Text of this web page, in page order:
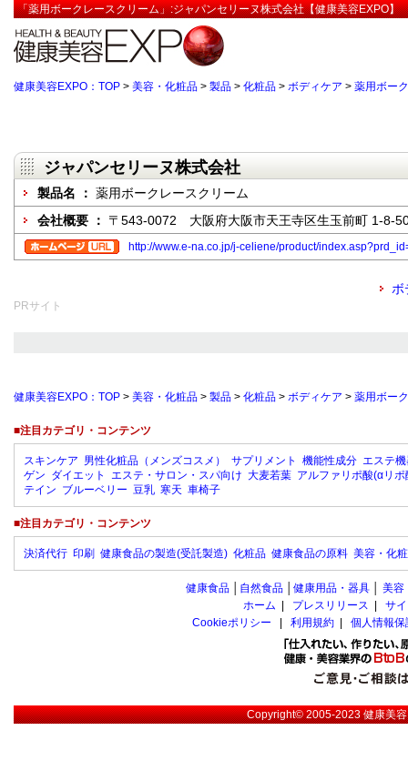
「薬用ボークレースクリーム」:ジャパンセリーヌ株式会社【健康美容EXPO】
健康美容EXPO：TOP > 美容・化粧品 > 製品 > 化粧品 > ボディケア > 薬用ボー
ジャパンセリーヌ株式会社
製品名 ： 薬用ボークレースクリーム
会社概要 ： 〒543-0072 大阪府大阪市天王寺区生玉前町 1-8-
http://www.e-na.co.jp/j-celiene/product/
ボ
PRサイト
健康美容EXPO：TOP > 美容・化粧品 > 製品 > 化粧品 > ボディケア > 薬用ボー
■注目カテゴリ・コンテンツ
スキンケア 男性化粧品（メンズコスメ） サプリメント 機能性成分 エステ
ゲン ダイエット エステ・サロン・スパ向け 大麦若葉 アルファリポ酸(αリポ
テイン ブルーベリー 豆乳 寒天 車椅子
■注目カテゴリ・コンテンツ
決済代行 印刷 健康食品の製造(受託製造) 化粧品 健康食品の原料 美容・化
健康食品 自然食品 健康用品・器具 美容
ホーム
プレスリリース
サ
Cookieポリシー
利用規約 個人情報
Copyright© 2005-2023健康美